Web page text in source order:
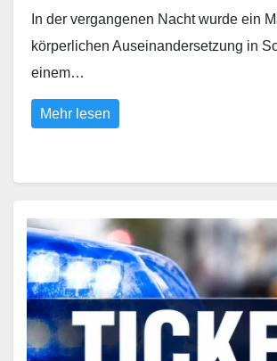
In der vergangenen Nacht wurde ein
körperlichen Auseinandersetzung in
einem…
Mehr lesen